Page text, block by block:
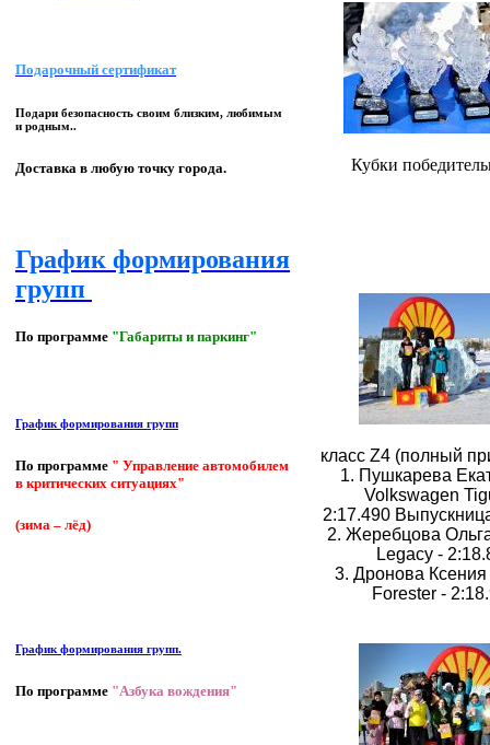
Подарочный сертификат
Подари безопасность своим близким, любимым
и родным..
Доставка в любую точку города.
График формирования
групп
По программе "Габариты и паркинг"
График формирования групп
По программе " Управление автомобилем
в критических ситуациях"
(зима – лёд)
График формирования групп.
По программе "Азбука вождения"
Кубки
класс Z4 (полный
1. Пушкарева
Volkswagen
2:17.490
2. Жеребцова
Legacy -
3. Дронова Ксения
Forester -